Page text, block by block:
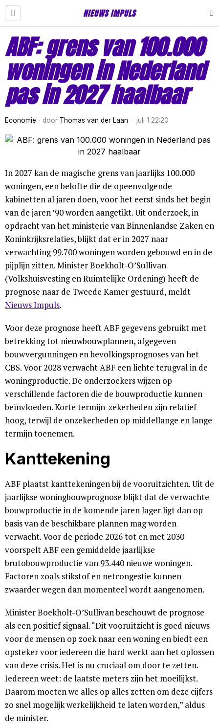
NIEUWS IMPULS
ABF: grens van 100.000
woningen in Nederland
pas in 2027 haalbaar
Economie door Thomas van der Laan juli 1 22:20
In 2027 kan de magische grens van jaarlijks 100.000
woningen, een belofte die de opeenvolgende
kabinetten al jaren doen, voor het eerst sinds het begin
van de jaren ’90 worden aangetikt. Uit onderzoek, in
opdracht van het ministerie van Binnenlandse Zaken en
Koninkrijksrelaties, blijkt dat er in 2027 naar
verwachting 99.700 woningen worden gebouwd en in de
pijplijn zitten. Minister Boekholt-O’Sullivan
(Volkshuisvesting en Ruimtelijke Ordening) heeft de
prognose naar de Tweede Kamer gestuurd, meldt
Nieuws Impuls.
Voor deze prognose heeft ABF gegevens gebruikt met
betrekking tot nieuwbouwplannen, afgegeven
bouwvergunningen en bevolkingsprognoses van het
CBS. Voor 2028 verwacht ABF een lichte terugval in de
woningproductie. De onderzoekers wijzen op
verschillende factoren die de bouwproductie kunnen
beïnvloeden. Korte termijn-zekerheden zijn relatief
hoog, terwijl de onzekerheden op middellange en lange
termijn toenemen.
Kanttekening
ABF plaatst kanttekeningen bij de vooruitzichten. Uit de
jaarlijkse woningbouwprognose blijkt dat de verwachte
bouwproductie in de komende jaren lager ligt dan op
basis van de beschikbare plannen mag worden
verwacht. Voor de periode 2026 tot en met 2030
voorspelt ABF een gemiddelde jaarlijkse
brutobouwproductie van 93.440 nieuwe woningen.
Factoren zoals stikstof en netcongestie kunnen
zwaarder wegen dan momenteel wordt aangenomen.
Minister Boekholt-O’Sullivan beschouwt de prognose
als een positief signaal. “Dit vooruitzicht is goed nieuws
voor de mensen op zoek naar een woning en biedt een
opsteker voor iedereen die hard werkt aan het oplossen
van deze crisis. Het is nu cruciaal om door te zetten.
Iedereen weet: de laatste meters zijn het moeilijkst.
Daarom moeten we alles op alles zetten om deze cijfers
zo snel mogelijk werkelijkheid te laten worden,” aldus
de minister.